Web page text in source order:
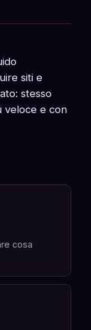
siti e
stesso
veloce e con
cosa